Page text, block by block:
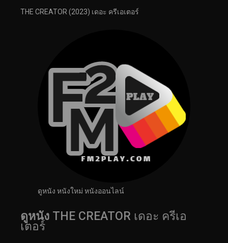
THE CREATOR (2023) เดอะ ครีเอเตอร์
ดูหนัง หนังใหม่ หนังออนไลน์
ดูหนัง THE CREATOR เดอะ ครีเอ
เตอร์